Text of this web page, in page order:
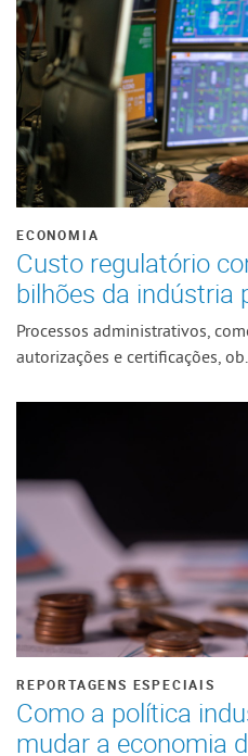
ECONOMIA
Custo regulatório
bilhões da indústria
Processos administrativos,
autorizações e certificações, ob...
REPORTAGENS ESPECIAIS
Como a política
mudar a economia